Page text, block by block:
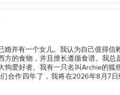
婚并有一个女儿。我认为自己值得信
方的食物，并且擅长遵循食谱。我
狗爱好者。我有一只名叫Archie的狐
合作四年了，我将在2026年8月7